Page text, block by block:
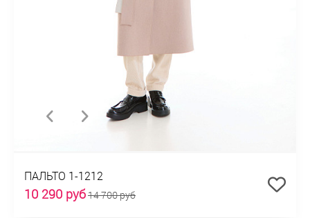
ПАЛЬТО 1-1212
10 290 руб14 700 руб